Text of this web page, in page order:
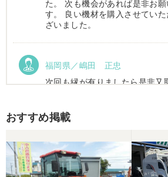
た。 次も機会があれば是非お
す。 良い機材を購入させてい
ざいました。
福岡県／嶋田 正忠
次回も縁が有りましたら是非又
色々と農機具屋さんと取引して
親切で信頼のおける業者様でし
き合いしたいと、思います。
おすすめ掲載